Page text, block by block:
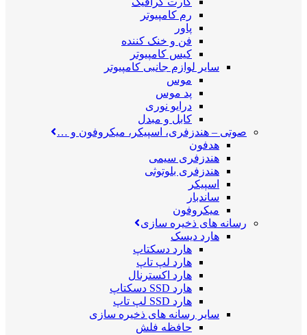
رم کامپیوتر
پاور
فن و خنک کننده
کیس کامپیوتر
سایر لوازم جانبی کامپیوتر
موس
پد موس
درایو نوری
کابل و مبدل
صوتی – هندزفری، اسپیکر، میکروفون و …
هدفون
هندزفری سیمی
هندزفری بلوتوثی
اسپیکر
ساندبار
میکروفون
رسانه های ذخیره سازی
هارد دیسک
هارد دسکتاپ
هارد لپ تاپ
هارد اکسترنال
هارد SSD دسکتاپ
هارد SSD لپ تاپ
سایر رسانه های ذخیره سازی
حافظه فلش